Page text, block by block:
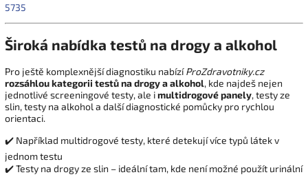
5735
Široká nabídka testů na drogy a alkohol
Pro ještě komplexnější diagnostiku nabízíProZdravotniky.cz
rozsáhlou kategorii testů na drogy a alkohol, kde najdeš nejen
jednotlivé screeningové testy, ale imultidrogové panely, testy ze
slin, testy na alkohol a další diagnostické pomůcky pro rychlou
orientaci.
✔️ Například multidrogové testy, které detekují více typů látek v
jednom testu
✔️ Testy na drogy ze slin – ideální tam, kde není možné použít urinální